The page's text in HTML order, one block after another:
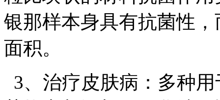
银那样本身具有抗菌性
面积。
3、治疗皮肤病：多种